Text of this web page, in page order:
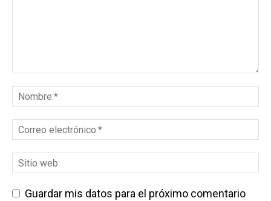
Guardar mis datos para el próximo comentario